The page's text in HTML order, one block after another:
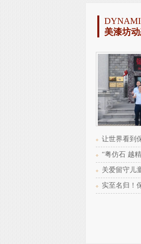
美漆坊
让世界看到
“粤仿石 越
关爱留守儿
实至名归！